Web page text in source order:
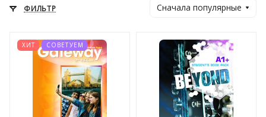
ФИЛЬТР Сначала популярные
ХИТ СОВЕТУЕМ